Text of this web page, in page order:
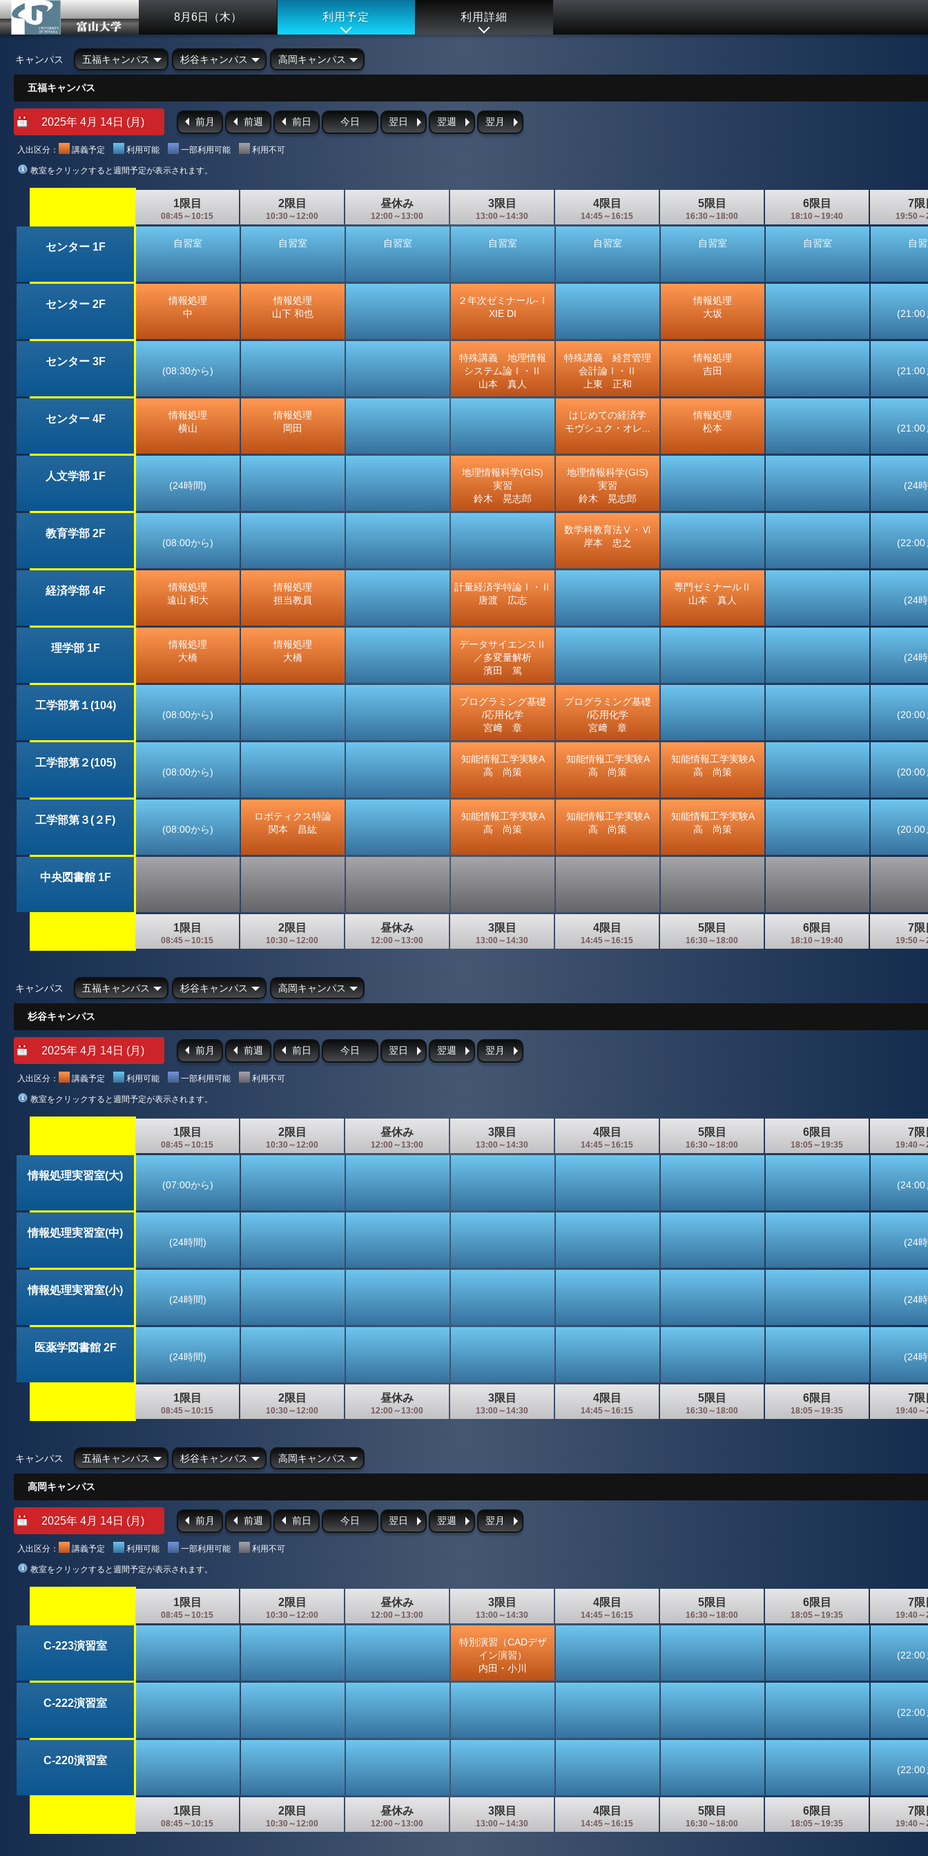
8月6日（木） 利用予定 利用詳細
キャンパス 五福キャンパス 杉谷キャンパス 高岡キャンパス
五福キャンパス
前月 前週 前日 今日 翌日 翌週 翌月
入出区分： 講義予定 利用可能 一部利用可能 利用不可
教室をクリックすると週間予定が表示されます。
1限目
08:45～10:15
2限目
10:30～12:00
昼休み
12:00～13:00
3限目
13:00～14:30
4限目
14:45～16:15
5限目
16:30～18:00
6限目
18:10～19:40
7限
19:50～
センター 1F 自習室 自習室 自習室 自習室 自習室 自習室 自習室 自
センター 2F
情報処理
中
情報処理
山下 和也
２年次ゼミナール-Ⅰ
XIE DI
情報処理
大坂
(21:00
センター 3F
(08:30から)
特殊講義 地理情報
システム論Ⅰ・Ⅱ
山本 真人
特殊講義 経営管理
会計論Ⅰ・Ⅱ
上東 正和
情報処理
吉田
(21:00
センター 4F
情報処理
横山
情報処理
岡田
はじめての経済学
モヴシュク・オレ...
情報処理
松本
(21:00
人文学部 1F
(24時間)
地理情報科学(GIS)
実習
鈴木 晃志郎
地理情報科学(GIS)
実習
鈴木 晃志郎
(24
教育学部 2F
(08:00から)
数学科教育法Ⅴ・Ⅵ
岸本 忠之
(22:00
経済学部 4F
情報処理
遠山 和大
情報処理
担当教員
計量経済学特論Ⅰ・Ⅱ
唐渡 広志
専門ゼミナールⅡ
山本 真人
(24
理学部 1F
情報処理
大橋
情報処理
大橋
データサイエンスⅡ
／多変量解析
濱田 篤
(24
工学部第１(104)
(08:00から)
プログラミング基礎
/応用化学
宮﨑 章
プログラミング基礎
/応用化学
宮﨑 章
(20:00
工学部第２(105)
(08:00から)
知能情報工学実験A
高 尚策
知能情報工学実験A
高 尚策
知能情報工学実験A
高 尚策
(20:00
工学部第３(２F)
(08:00から)
ロボティクス特論
関本 昌紘
知能情報工学実験A
高 尚策
知能情報工学実験A
高 尚策
知能情報工学実験A
高 尚策
(20:00
中央図書館 1F
1限目
08:45～10:15
2限目
10:30～12:00
昼休み
12:00～13:00
3限目
13:00～14:30
4限目
14:45～16:15
5限目
16:30～18:00
6限目
18:10～19:40
7限
19:50～
キャンパス 五福キャンパス 杉谷キャンパス 高岡キャンパス
杉谷キャンパス
前月 前週 前日 今日 翌日 翌週 翌月
入出区分： 講義予定 利用可能 一部利用可能 利用不可
教室をクリックすると週間予定が表示されます。
1限目
08:45～10:15
2限目
10:30～12:00
昼休み
12:00～13:00
3限目
13:00～14:30
4限目
14:45～16:15
5限目
16:30～18:00
6限目
18:05～19:35
7限
19:40～
情報処理実習室(大)
(07:00から) (24:00
情報処理実習室(中)
(24時間) (24
情報処理実習室(小)
(24時間) (24
医薬学図書館 2F
(24時間) (24
1限目
08:45～10:15
2限目
10:30～12:00
昼休み
12:00～13:00
3限目
13:00～14:30
4限目
14:45～16:15
5限目
16:30～18:00
6限目
18:05～19:35
7限
19:40～
キャンパス 五福キャンパス 杉谷キャンパス 高岡キャンパス
高岡キャンパス
前月 前週 前日 今日 翌日 翌週 翌月
入出区分： 講義予定 利用可能 一部利用可能 利用不可
教室をクリックすると週間予定が表示されます。
1限目
08:45～10:15
2限目
10:30～12:00
昼休み
12:00～13:00
3限目
13:00～14:30
4限目
14:45～16:15
5限目
16:30～18:00
6限目
18:05～19:35
7限
19:40～
C-223演習室
特別演習（CADデザ
イン演習）
内田・小川
(22:00
C-222演習室
(22:00
C-220演習室
(22:00
1限目
08:45～10:15
2限目
10:30～12:00
昼休み
12:00～13:00
3限目
13:00～14:30
4限目
14:45～16:15
5限目
16:30～18:00
6限目
18:05～19:35
7限
19:40～